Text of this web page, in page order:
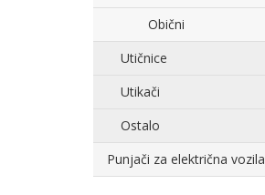
Obični
Utičnice
Utikači
Ostalo
Punjači za električna vozila